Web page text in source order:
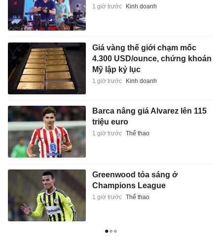
1 giờ trước Kinh doanh
Giá vàng thế giới chạm mốc
4.300 USD/ounce, chứng khoán
Mỹ lập kỷ lục
1 giờ trước Kinh doanh
Barca nâng giá Alvarez lên 115
triệu euro
1 giờ trước Thể thao
Greenwood tỏa sáng ở
Champions League
1 giờ trước Thể thao